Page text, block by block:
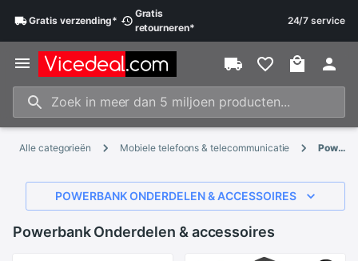
Gratisverzending*
Gratis
retourneren*
24/7 service
Alle categorieën Mobiele telefoons & telecommunicatie Powerbank Onderdelen & accessoires
POWERBANK ONDERDELEN & ACCESSOIRES
Powerbank Onderdelen & accessoires